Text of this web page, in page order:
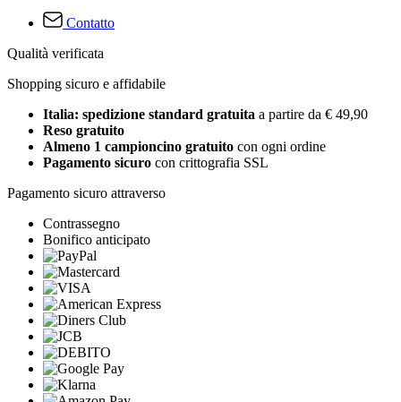
Contatto
Qualità verificata
Shopping sicuro e affidabile
Italia: spedizione standard gratuita a partire da € 49,90
Reso gratuito
Almeno 1 campioncino gratuito con ogni ordine
Pagamento sicuro con crittografia SSL
Pagamento sicuro attraverso
Contrassegno
Bonifico anticipato